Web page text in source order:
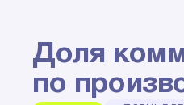
Доля
по